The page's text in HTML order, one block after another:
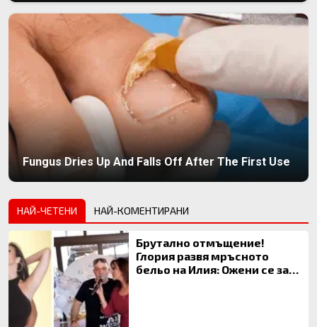
Fungus Dries Up And Falls Off After The First Use
НАЙ-ЧЕТЕНИ НАЙ-КОМЕНТИРАНИ
Брутално отмъщение!
Глория развя мръсното
бельо на Илия: Ожени се за